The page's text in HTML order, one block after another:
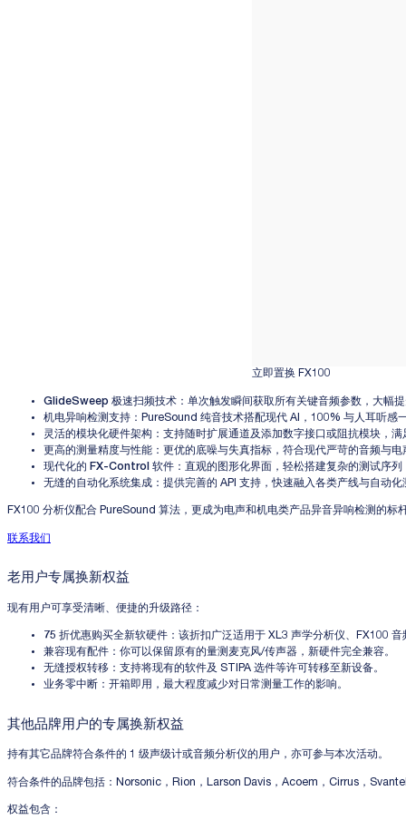
立即置换 FX100
GlideSweep 极速扫频技术 ：单次触发瞬间获取所有关键音频参数，大幅
机电异响检测支持： PureSound 纯音技术搭配现代 AI，100% 与人耳听感
灵活的模块化硬件架构 ：支持随时扩展通道及添加数字接口或阻抗模块，
更高的测量精度与性能 ：更优的底噪与失真指标，符合现代严苛的音频与
现代化的 FX-Control 软件 ：直观的图形化界面，轻松搭建复杂的测试序列
无缝的自动化系统集成 ：提供完善的 API 支持，快速融入各类产线与自动
FX100 分析仪配合 PureSound 算法，更成为电声和机电类产品异音异响检测的
联系我们
老用户专属换新权益
现有用户可享受清晰、便捷的升级路径：
75 折优惠购买全新软硬件 ：该折扣广泛适用于 XL3 声学分析仪、FX100
兼容现有配件 ：你可以保留原有的量测麦克风/传声器，新硬件完全兼容。
无缝授权转移 ：支持将现有的软件及 STIPA 选件等许可转移至新设备。
业务零中断 ：开箱即用，最大程度减少对日常测量工作的影响。
其他品牌用户的专属换新权益
持有其它品牌符合条件的 1 级声级计或音频分析仪的用户，亦可参与本次活动。
符合条件的品牌包括 ：Norsonic，Rion，Larson Davis，Acoem，Cirrus，
权益包含 ：